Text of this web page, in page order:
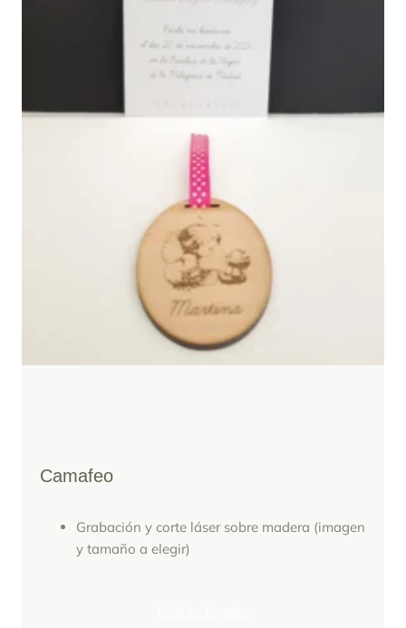
Camafeo
Grabación y corte láser sobre madera (imagen
y tamaño a elegir)